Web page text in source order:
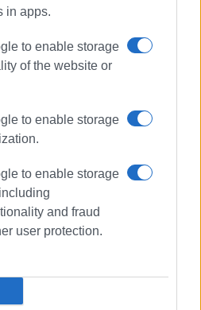
in apps.
to enable storage
of the website or
to enable storage
to enable storage
and fraud
user protection.